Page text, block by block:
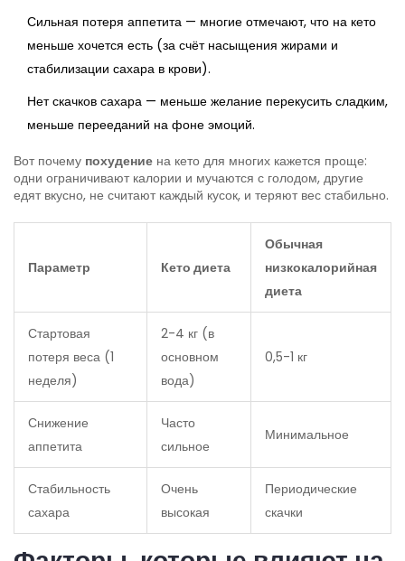
Сильная потеря аппетита — многие отмечают, что на кето
меньше хочется есть (за счёт насыщения жирами и
стабилизации сахара в крови).
Нет скачков сахара — меньше желание перекусить сладким,
меньше перееданий на фоне эмоций.
Вот почему похудение на кето для многих кажется проще:
одни ограничивают калории и мучаются с голодом, другие
едят вкусно, не считают каждый кусок, и теряют вес стабильно.
Параметр Кето диета
Обычная
низкокалорийная
диета
Стартовая
потеря веса (1
неделя)
2-4 кг (в
основном
вода)
0,5-1 кг
Снижение
аппетита
Часто
сильное
Минимальное
Стабильность
сахара
Очень
высокая
Периодические
скачки